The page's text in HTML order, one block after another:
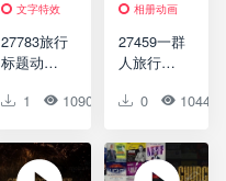
0 0
文字特效
27783旅行
标题动画
Travel
After
Effects
1 1090 0 0
相册动画
27459一群
人旅行印
Instagram
版Group
of People
0 1044